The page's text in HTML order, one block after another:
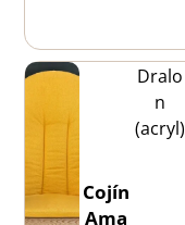
Cojín
Ama
Dralo
n
(acryl)